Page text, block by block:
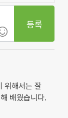
등록
위해서는 잘
배웠습니다.